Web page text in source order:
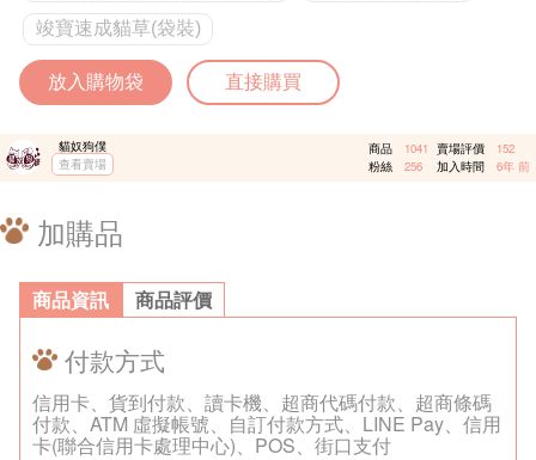
竣寶速成貓草(袋裝)
放入購物袋 直接購買
貓奴狗僕
查看賣場
商品 1041 賣場評價 152
粉絲 256 加入時間6年 前
加購品
商品資訊 商品評價
付款方式
信用卡、貨到付款、讀卡機、超商代碼付款、超商條碼
付款、ATM 虛擬帳號、自訂付款方式、LINE Pay、信用
卡(聯合信用卡處理中心)、POS、街口支付